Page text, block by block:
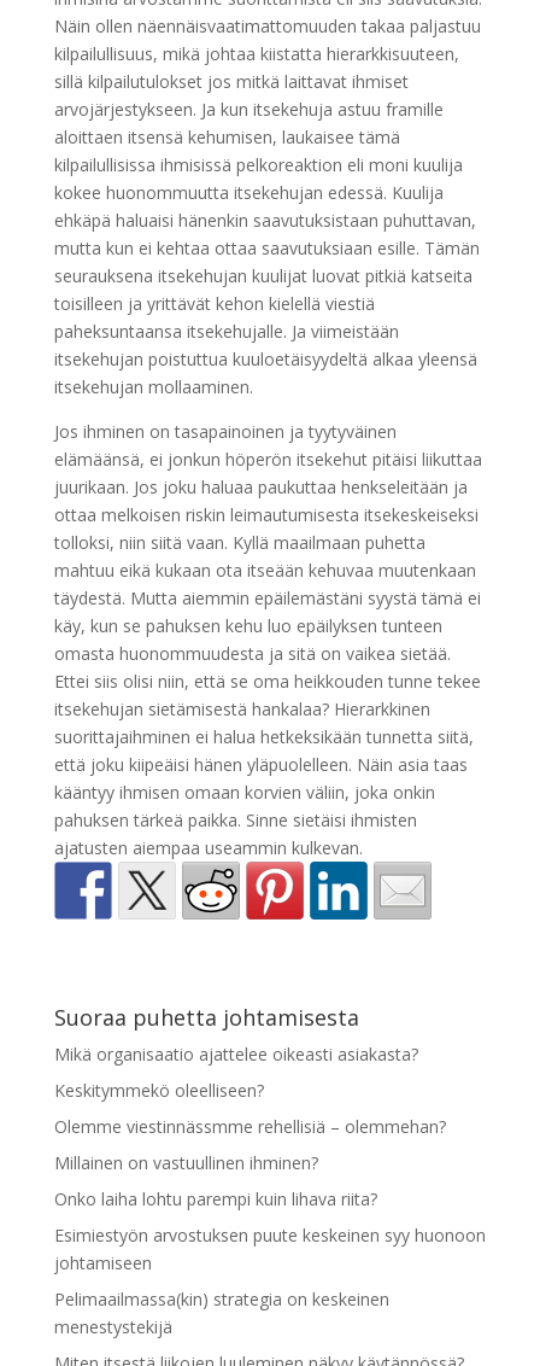
Näin ollen näennäisvaatimattomuuden takaa paljastuu
kilpailullisuus, mikä johtaa kiistatta hierarkkisuuteen,
sillä kilpailutulokset jos mitkä laittavat ihmiset
arvojärjestykseen. Ja kun itsekehuja astuu framille
aloittaen itsensä kehumisen, laukaisee tämä
kilpailullisissa ihmisissä pelkoreaktion eli moni kuulija
kokee huonommuutta itsekehujan edessä. Kuulija
ehkäpä haluaisi hänenkin saavutuksistaan puhuttavan,
mutta kun ei kehtaa ottaa saavutuksiaan esille. Tämän
seurauksena itsekehujan kuulijat luovat pitkiä katseita
toisilleen ja yrittävät kehon kielellä viestiä
paheksuntaansa itsekehujalle. Ja viimeistään
itsekehujan poistuttua kuuloetäisyydeltä alkaa yleensä
itsekehujan mollaaminen.
Jos ihminen on tasapainoinen ja tyytyväinen
elämäänsä, ei jonkun höperön itsekehut pitäisi liikuttaa
juurikaan. Jos joku haluaa paukuttaa henkseleitään ja
ottaa melkoisen riskin leimautumisesta itsekeskeiseksi
tolloksi, niin siitä vaan. Kyllä maailmaan puhetta
mahtuu eikä kukaan ota itseään kehuvaa muutenkaan
täydestä. Mutta aiemmin epäilemästäni syystä tämä ei
käy, kun se pahuksen kehu luo epäilyksen tunteen
omasta huonommuudesta ja sitä on vaikea sietää.
Ettei siis olisi niin, että se oma heikkouden tunne tekee
itsekehujan sietämisestä hankalaa? Hierarkkinen
suorittajaihminen ei halua hetkeksikään tunnetta siitä,
että joku kiipeäisi hänen yläpuolelleen. Näin asia taas
kääntyy ihmisen omaan korvien väliin, joka onkin
pahuksen tärkeä paikka. Sinne sietäisi ihmisten
ajatusten aiempaa useammin kulkevan.
Suoraa puhetta johtamisesta
Mikä organisaatio ajattelee oikeasti asiakasta?
Keskitymmekö oleelliseen?
Olemme viestinnässmme rehellisiä – olemmehan?
Millainen on vastuullinen ihminen?
Onko laiha lohtu parempi kuin lihava riita?
Esimiestyön arvostuksen puute keskeinen syy huonoon
johtamiseen
Pelimaailmassa(kin) strategia on keskeinen
menestystekijä